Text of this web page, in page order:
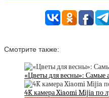
Смотрите также:
«Цветы для весны»: Самые
4K камера Xiaomi Mijia по